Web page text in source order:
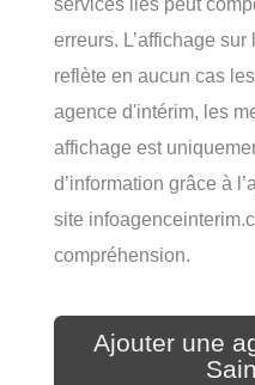
erreurs. L’affichage
reflète en aucun cas
agence d'intérim, les
affichage est
d’information grâce à
site
compréhension.
Ajouter une